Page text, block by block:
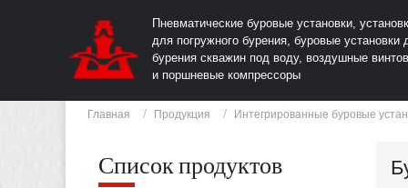
Пневматические буровые установки,
для погружного бурения, буровые установки
бурения скважин под воду, воздушные
и поршневые компрессоры
Главная Продукция Интегрированные буровые
Список продуктов